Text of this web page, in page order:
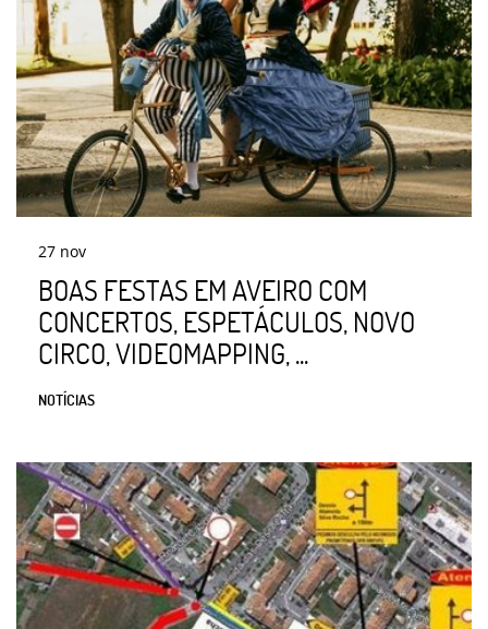
27 nov
BOAS FESTAS EM AVEIRO COM
CONCERTOS, ESPETÁCULOS, NOVO
CIRCO, VIDEOMAPPING, ...
NOTÍCIAS